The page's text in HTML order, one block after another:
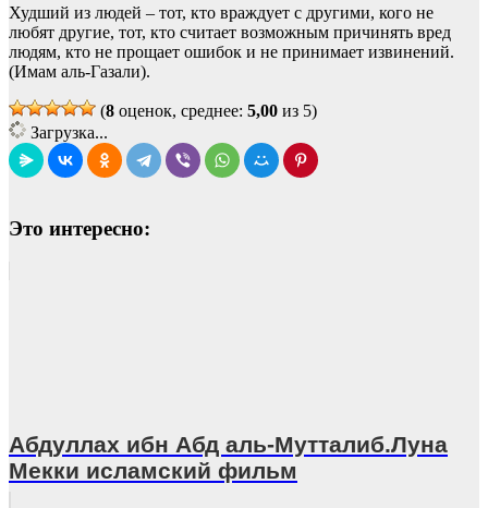
Худший из людей – тот, кто враждует с другими, кого не
любят другие, тот, кто считает возможным причинять вред
людям, кто не прощает ошибок и не принимает извинений.
(Имам аль-Газали).
(8 оценок, среднее: 5,00 из 5)
Загрузка...
Это интересно:
Абдуллах ибн Абд аль-Мутталиб.Луна
Мекки исламский фильм